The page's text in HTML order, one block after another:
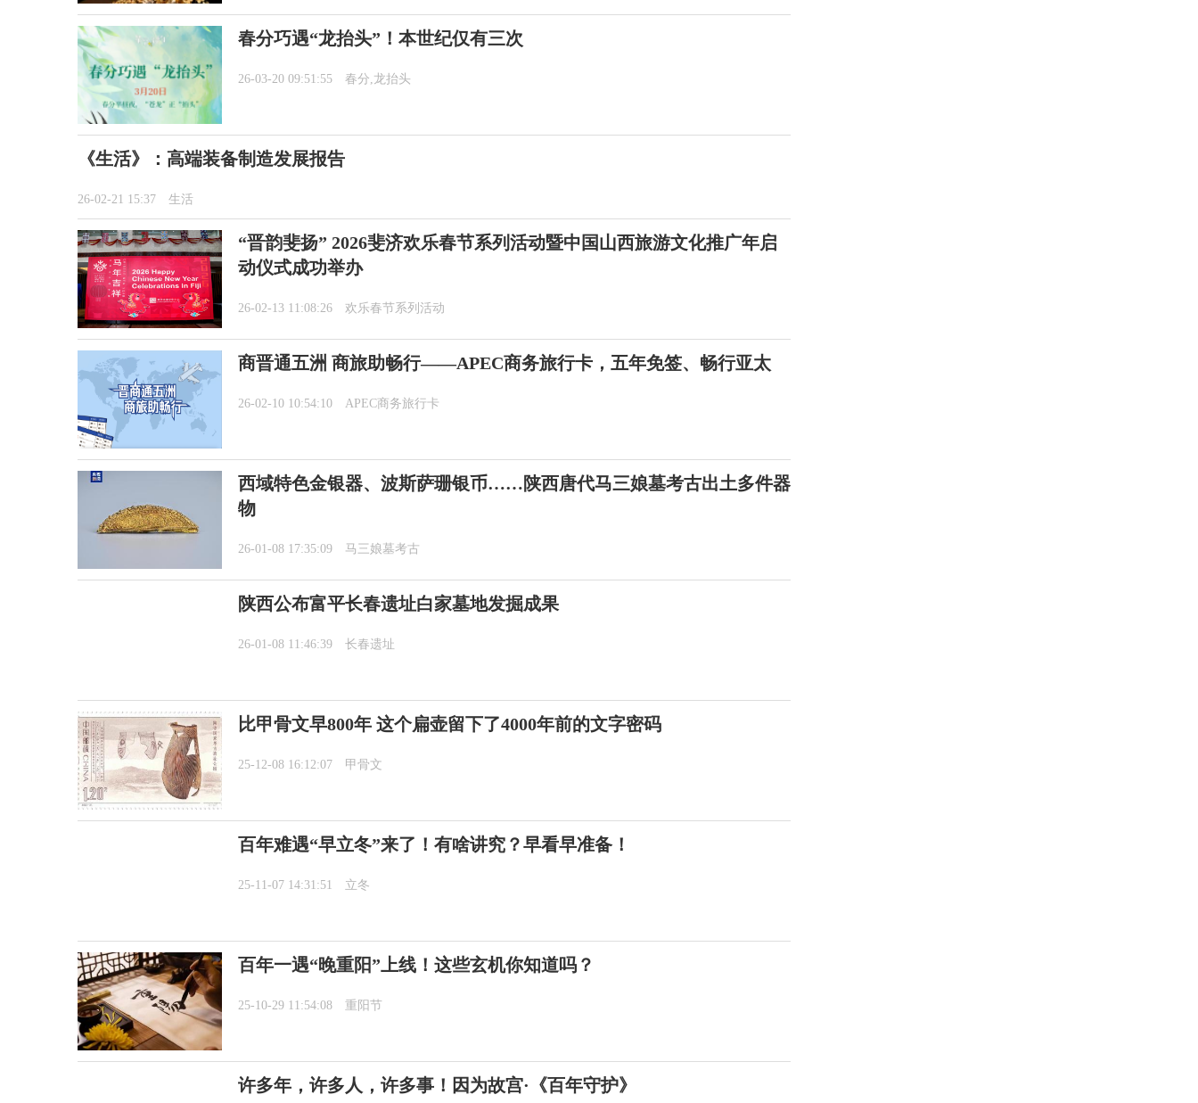
春分巧遇“龙抬头”！本世纪仅有三次
26-03-20 09:51:55 春分,龙抬头
《生活》：高端装备制造发展报告
26-02-21 15:37 生活
“晋韵斐扬” 2026斐济欢乐春节系列活动暨中国山西旅游文化推广年启
动仪式成功举办
26-02-13 11:08:26 欢乐春节系列活动
商晋通五洲 商旅助畅行——APEC商务旅行卡，五年免签、畅行亚太
26-02-10 10:54:10 APEC商务旅行卡
西域特色金银器、波斯萨珊银币……陕西唐代马三娘墓考古出土多件器
物
26-01-08 17:35:09 马三娘墓考古
陕西公布富平长春遗址白家墓地发掘成果
26-01-08 11:46:39 长春遗址
比甲骨文早800年 这个扁壶留下了4000年前的文字密码
25-12-08 16:12:07 甲骨文
百年难遇“早立冬”来了！有啥讲究？早看早准备！
25-11-07 14:31:51 立冬
百年一遇“晚重阳”上线！这些玄机你知道吗？
25-10-29 11:54:08 重阳节
许多年，许多人，许多事！因为故宫·《百年守护》